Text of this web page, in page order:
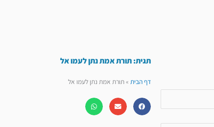
תגית: תורת אמת נתן לעמו אל
דף הבית»תורת אמת נתן לעמו אל